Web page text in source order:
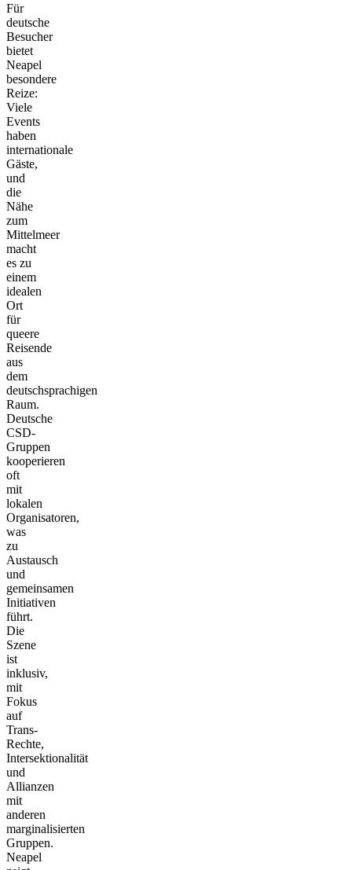
Für
deutsche
Besucher
bietet
Neapel
besondere
Reize:
Viele
Events
haben
internationale
Gäste,
und
die
Nähe
zum
Mittelmeer
macht
es zu
einem
idealen
Ort
für
queere
Reisende
aus
dem
deutschsprachigen
Raum.
Deutsche
CSD-
Gruppen
kooperieren
oft
mit
lokalen
Organisatoren,
was
zu
Austausch
und
gemeinsamen
Initiativen
führt.
Die
Szene
ist
inklusiv,
mit
Fokus
auf
Trans-
Rechte,
Intersektionalität
und
Allianzen
mit
anderen
marginalisierten
Gruppen.
Neapel